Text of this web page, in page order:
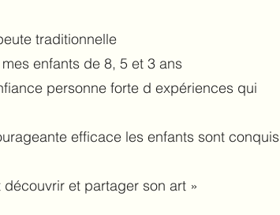
traditionnelle
enfants de 8, 5 et 3 ans
personne forte d expériences qui
efficace les enfants sont conquis
et partager son art »